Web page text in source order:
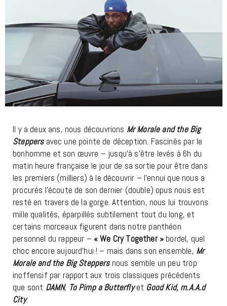
Il y a deux ans, nous découvrions Mr Morale and the Big
Steppersavec une pointe de déception. Fascinés par le
bonhomme et son œuvre – jusqu’à s’être levés à 6h du
matin heure française le jour de sa sortie pour être dans
les premiers (milliers) à le découvrir – l’ennui que nous a
procurés l’écoute de son dernier (double) opus nous est
resté en travers de la gorge. Attention, nous lui trouvons
mille qualités, éparpillés subtilement tout du long, et
certains morceaux figurent dans notre panthéon
personnel du rappeur – « We Cry Together » bordel, quel
choc encore aujourd’hui ! – mais dans son ensemble, Mr
Morale and the Big Steppers nous semble un peu trop
inoffensif par rapport aux trois classiques précédents
que sont DAMN, To Pimp a Butterfly et Good Kid, m.A.A.d
City.